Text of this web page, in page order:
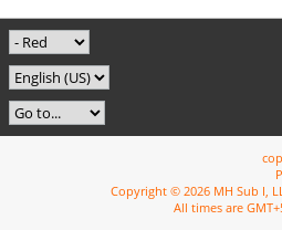
Copyright © 2026 MH Sub I,
All times are